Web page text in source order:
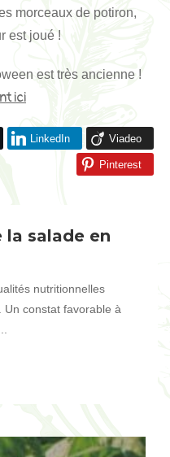
morceaux de potiron,
est joué !
est très ancienne !
ici
LinkedIn Viadeo
Pinterest
la salade en
nutritionnelles
Un constat favorable à